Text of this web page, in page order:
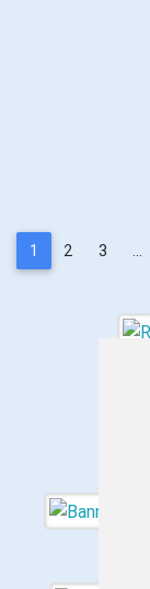
1 2 3 …